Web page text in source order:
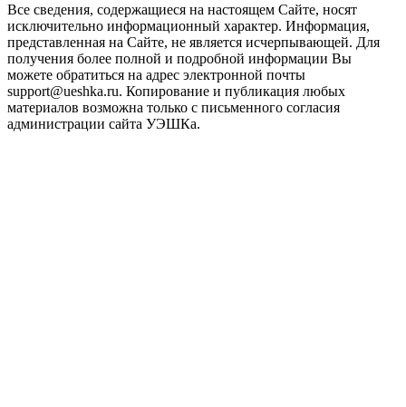
Все сведения, содержащиеся на настоящем Сайте, носят
исключительно информационный характер. Информация,
представленная на Сайте, не является исчерпывающей. Для
получения более полной и подробной информации Вы
можете обратиться на адрес электронной почты
support@ueshka.ru. Копирование и публикация любых
материалов возможна только с письменного согласия
администрации сайта УЭШКа.